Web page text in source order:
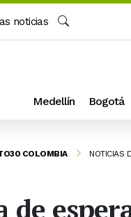
noticias
Buscar
Medellín Bogotá
COLOMBIA NOTICIAS
de